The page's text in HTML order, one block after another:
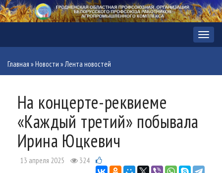
Меню
Главная »Новости »Лента новостей
На концерте-реквиеме
«Каждый третий» побывала
Ирина Юцкевич
13 апреля 2025 324